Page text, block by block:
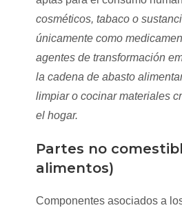
cosméticos, tabaco o
únicamente como
agentes de transformación
la cadena de abasto
limpiar o cocinar materiales
el hogar.
Partes no
alimentos)
Componentes asociados a